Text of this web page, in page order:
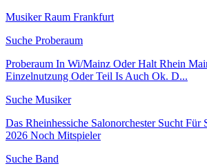
Musiker Raum Frankfurt
Suche Proberaum
Proberaum In Wi/Mainz Oder Halt Rhein
Einzelnutzung Oder Teil Is Auch Ok. D...
Suche Musiker
Das Rheinhessiche Salonorchester Sucht Für
2026 Noch Mitspieler
Suche Band